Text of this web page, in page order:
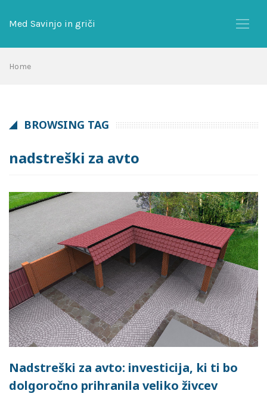
Med Savinjo in griči
Home
BROWSING TAG
nadstreški za avto
Nadstreški za avto: investicija, ki ti bo
dolgoročno prihranila veliko živcev